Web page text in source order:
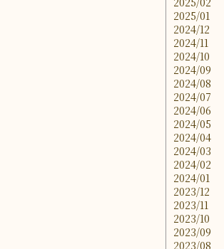
2025/01
2024/12
2024/11
2024/10
2024/09
2024/08
2024/07
2024/06
2024/05
2024/04
2024/03
2024/02
2024/01
2023/12
2023/11
2023/10
2023/09
2023/08